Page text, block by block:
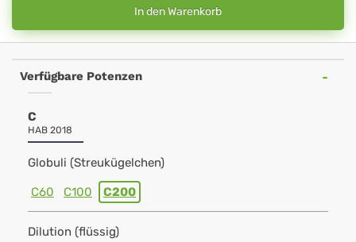
In den Warenkorb
Verfügbare Potenzen
C
HAB 2018
Globuli (Streukügelchen)
C60 C100 C200
Dilution (flüssig)